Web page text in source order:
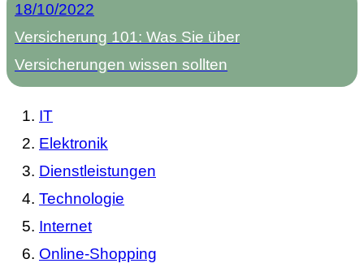
18/10/2022
Versicherung 101: Was Sie über
Versicherungen wissen sollten
IT
Elektronik
Dienstleistungen
Technologie
Internet
Online-Shopping